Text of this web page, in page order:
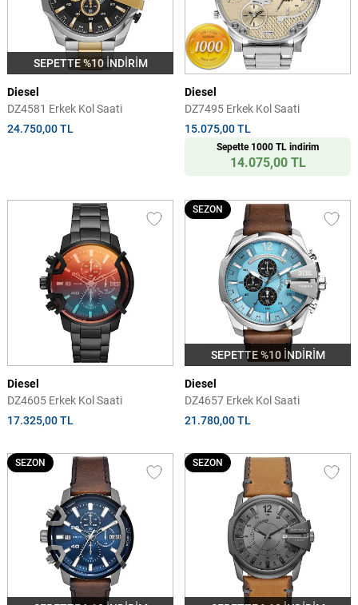
SEPETTE %10 İNDİRİM
Diesel
DZ4581 Erkek Kol Saati
24.750,00 TL
Diesel
DZ7495 Erkek Kol Saati
15.075,00 TL
Sepette 1000 TL indirim
14.075,00 TL
Diesel
DZ4605 Erkek Kol Saati
17.325,00 TL
SEPETTE %10 İNDİRİM
SEZON
Diesel
DZ4657 Erkek Kol Saati
21.780,00 TL
SEZON SEZON